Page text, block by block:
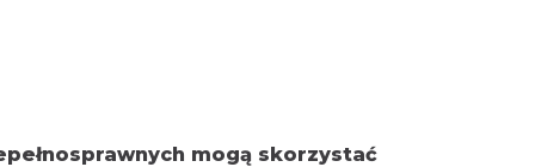
mogą skorzystać